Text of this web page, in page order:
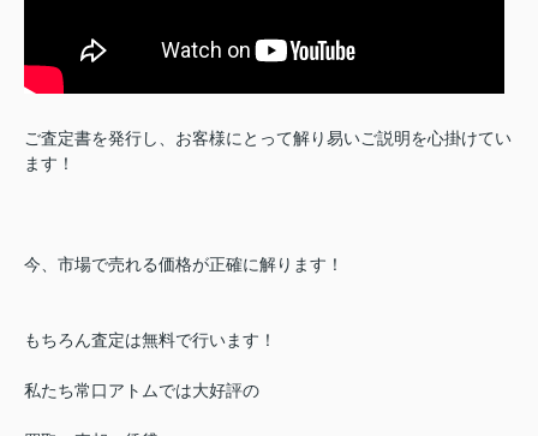
ご査定書を発行し、お客様にとって解り易いご説明を心掛けてい
ます！
今、市場で売れる価格が正確に解ります！
もちろん査定は無料で行います！
私たち常口アトムでは大好評の